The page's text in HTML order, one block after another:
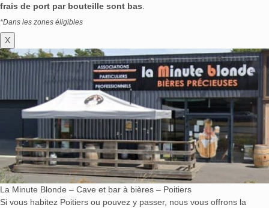
frais de port par bouteille sont bas
*Dans les zones éligibles
X
La Minute Blonde – Cave et bar à bières – Poitiers
Si vous habitez Poitiers ou pouvez y passer, nous vous offrons la